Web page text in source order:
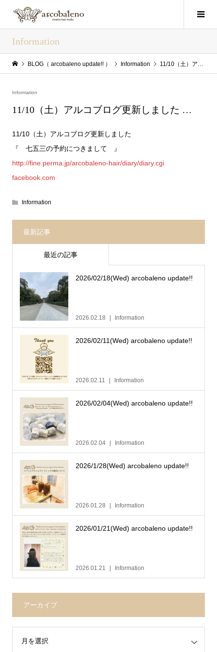
Information
BLOG（ arcobaleno update!! ） Information 11/10（土）アルコブログ更新しました …
Information
11/10（土）アルコブログ更新しました …
11/10（土）アルコブログ更新しました
『 七五三の予約につきまして 』
http://fine.perma.jp/arcobaleno-hair/diary/diary.cgi
facebook.com
Information
最新記事
最近の記事
2026/02/18(Wed) arcobaleno update!!
2026.02.18 Information
2026/02/11(Wed) arcobaleno update!!
2026.02.11 Information
2026/02/04(Wed) arcobaleno update!!
2026.02.04 Information
2026/1/28(Wed) arcobaleno update!!
2026.01.28 Information
2026/01/21(Wed) arcobaleno update!!
2026.01.21 Information
アーカイブ